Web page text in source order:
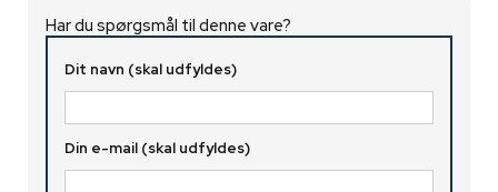
Har du spørgsmål til denne vare?
Dit navn (skal udfyldes)
Din e-mail (skal udfyldes)